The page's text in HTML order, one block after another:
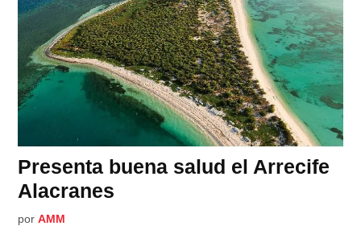
Presenta buena salud el Arrecife
Alacranes
por AMM